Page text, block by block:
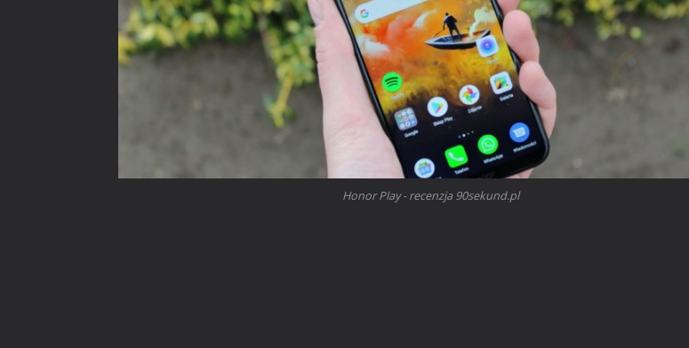
Honor Play - recenzja 90sekund.pl